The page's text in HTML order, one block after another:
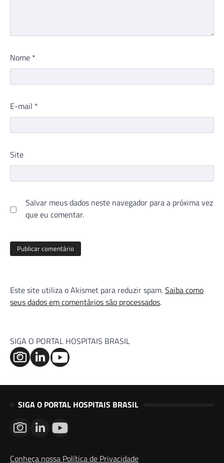
Nome *
E-mail *
Site
Salvar meus dados neste navegador para a próxima vez
que eu comentar.
Este site utiliza o Akismet para reduzir spam.Saiba como
seus dados em comentários são processados.
SIGA O PORTAL HOSPITAIS BRASIL
SIGA O PORTAL HOSPITAIS BRASIL
Conheça nossa Política de Privacidade